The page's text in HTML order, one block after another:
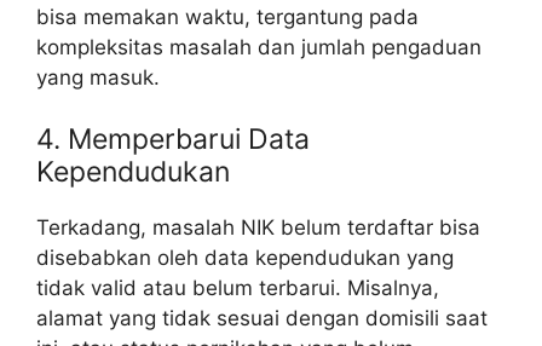
bisa memakan waktu, tergantung pada
kompleksitas masalah dan jumlah pengaduan
yang masuk.
4. Memperbarui Data
Kependudukan
Terkadang, masalah NIK belum terdaftar bisa
disebabkan oleh data kependudukan yang
tidak valid atau belum terbarui. Misalnya,
alamat yang tidak sesuai dengan domisili saat